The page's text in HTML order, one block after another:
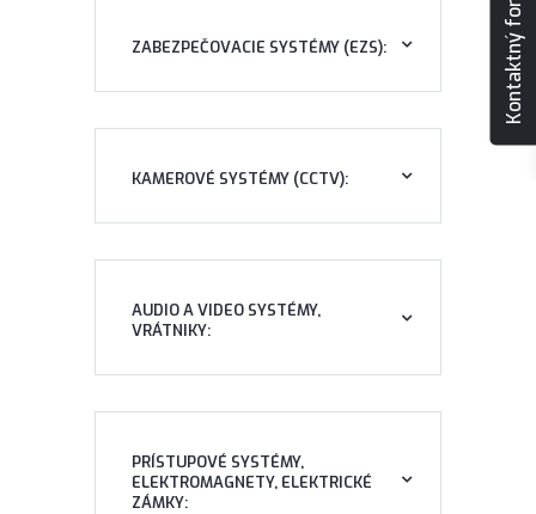
ZABEZPEČOVACIE SYSTÉMY (EZS):
KAMEROVÉ SYSTÉMY (CCTV):
AUDIO A VIDEO SYSTÉMY,
VRÁTNIKY:
PRÍSTUPOVÉ SYSTÉMY,
ELEKTROMAGNETY, ELEKTRICKÉ
ZÁMKY: